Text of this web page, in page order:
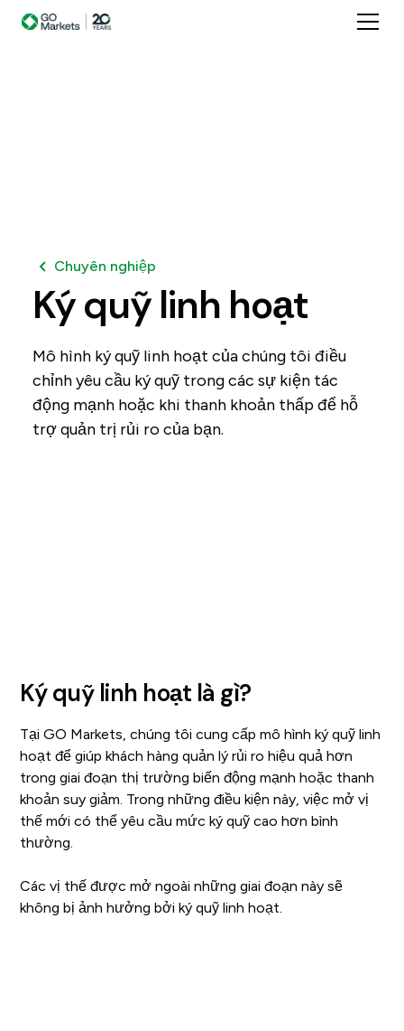
Chuyên nghiệp
Kýquỹ linh hoạt
Mô hình ký quỹ linh hoạt của chúng tôi điều
chỉnh yêu cầu ký quỹ trong các sự kiện tác
động mạnh hoặc khi thanh khoản thấp để hỗ
trợ quản trị rủi ro của bạn.
Ký quỹ linh hoạt là gì?
Tại GO Markets, chúng tôi cung cấp mô hình ký quỹ linh
hoạt để giúp khách hàng quản lý rủi ro hiệu quả hơn
trong giai đoạn thị trường biến động mạnh hoặc thanh
khoản suy giảm. Trong những điều kiện này, việc mở vị
thế mới có thể yêu cầu mức ký quỹ cao hơn bình
thường.
Các vị thế được mở ngoài những giai đoạn này sẽ
không bị ảnh hưởng bởi ký quỹ linh hoạt.